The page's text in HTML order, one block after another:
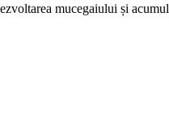
mucegaiului și